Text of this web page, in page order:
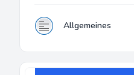
Allgemeines